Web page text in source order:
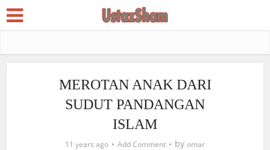
MEROTAN ANAK DARI
SUDUT PANDANGAN
ISLAM
11 years ago Add Comment by omar